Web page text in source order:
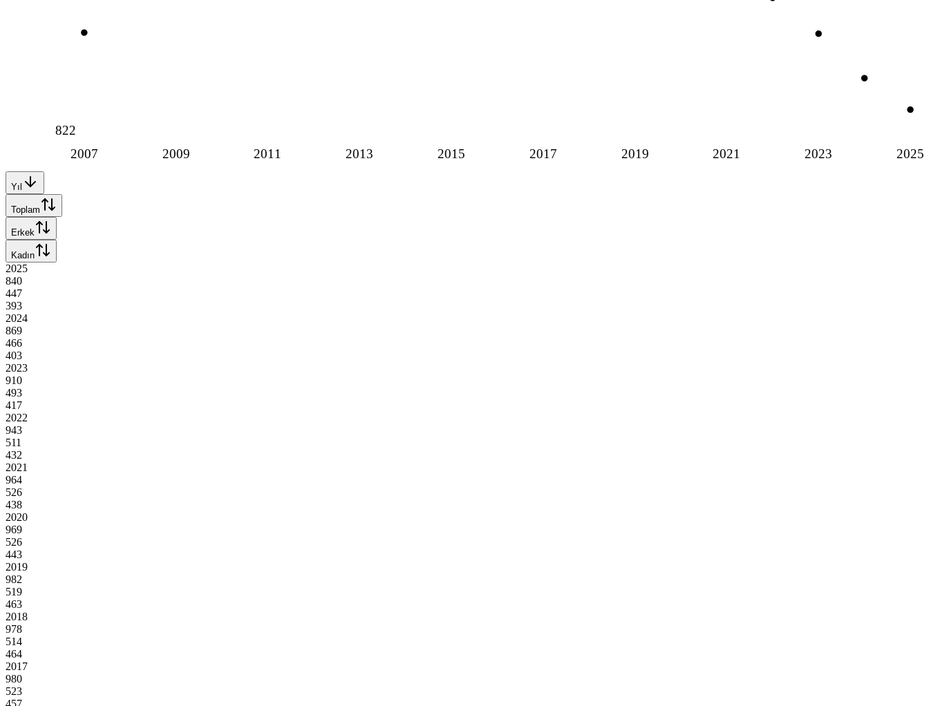
2007 2009 2011 2013 2015 2017 2019 2021 2023 2025
822
Yıl
Toplam
Erkek
Kadın
2025
840
447
393
2024
869
466
403
2023
910
493
417
2022
943
511
432
2021
964
526
438
2020
969
526
443
2019
982
519
463
2018
978
514
464
2017
980
523